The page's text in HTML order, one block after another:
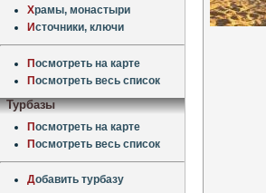
Храмы, монастыри
Источники, ключи
Посмотреть на карте
Посмотреть весь список
Турбазы
Посмотреть на карте
Посмотреть весь список
Добавить турбазу